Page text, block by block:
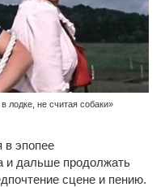
лодке, не считая собаки»
в эпопее
и дальше продолжать
сцене и пению.